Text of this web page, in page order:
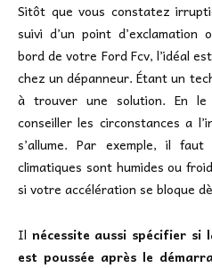
Sitôt que vous constatez
suivi d’un point
bord de votre Ford Fcv, l’idéal
chez un dépanneur. Étant un
à trouver une solution. En
conseiller les circonstances a
s’allume. Par exemple, il
climatiques sont humides ou
si votre accélération se bloque
Il nécessite aussi spécifier si
est poussée après le